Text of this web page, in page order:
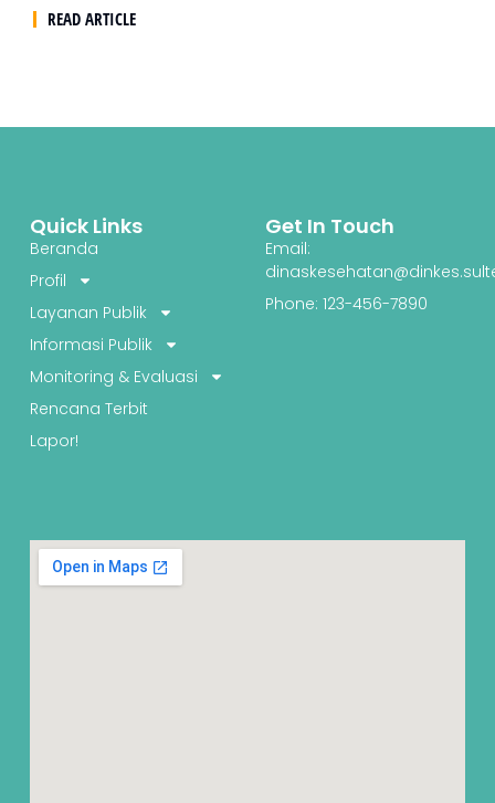
READ ARTICLE
Quick Links
Beranda
Profil
Layanan Publik
Informasi Publik
Monitoring & Evaluasi
Rencana Terbit
Lapor!
Get In Touch
Email:
Phone: 123-456-7890